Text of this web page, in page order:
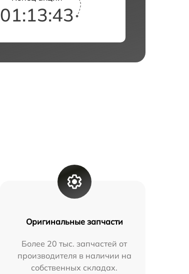
01:13:41
Оригинальные запчасти
Более 20 тыс. запчастей от
производителя в наличии на
собственных складах.